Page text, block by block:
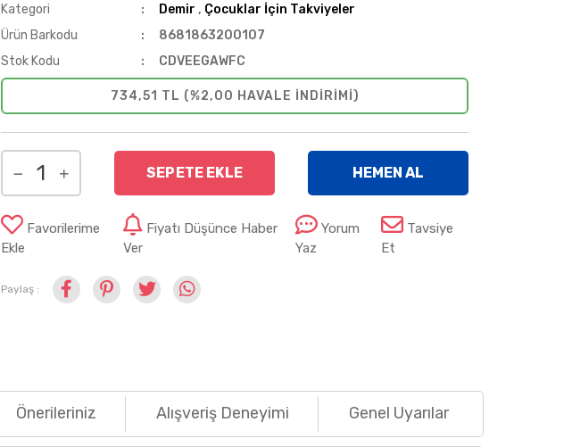
Kategori Demir , Çocuklar İçin Takviyeler
Ürün Barkodu
8681863200107
Stok Kodu
CDVEEGAWFC
734,51 TL (%2,00 HAVALE INDIRIMI)
SEPETE EKLE HEMEN AL
Favorilerime
Ekle
Fiyatı Düşünce Haber
Ver
Yorum
Yaz
Tavsiye
Et
Paylaş :
Önerileriniz Alışveriş Deneyimi Genel Uyarılar